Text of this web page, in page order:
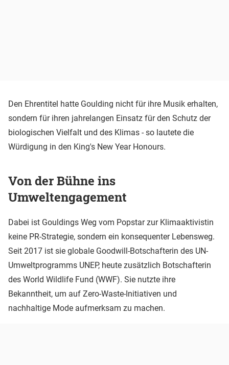
Den Ehrentitel hatte Goulding nicht für ihre Musik erhalten,
sondern für ihren jahrelangen Einsatz für den Schutz der
biologischen Vielfalt und des Klimas - so lautete die
Würdigung in den King's New Year Honours.
Von der Bühne ins
Umweltengagement
Dabei ist Gouldings Weg vom Popstar zur Klimaaktivistin
keine PR-Strategie, sondern ein konsequenter Lebensweg.
Seit 2017 ist sie globale Goodwill-Botschafterin des UN-
Umweltprogramms UNEP, heute zusätzlich Botschafterin
des World Wildlife Fund (WWF). Sie nutzte ihre
Bekanntheit, um auf Zero-Waste-Initiativen und
nachhaltige Mode aufmerksam zu machen.